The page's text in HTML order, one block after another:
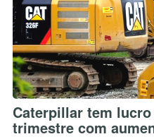
Caterpillar tem lucro
trimestre com